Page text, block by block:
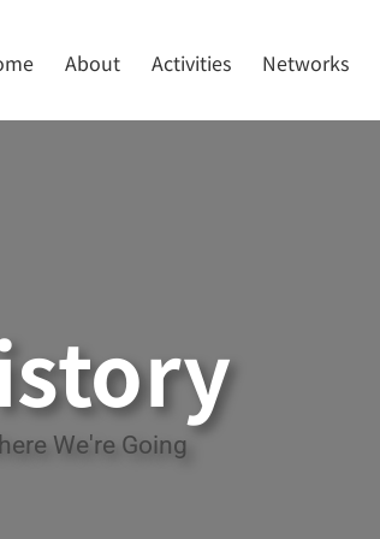
About Activities Networks
We're Going